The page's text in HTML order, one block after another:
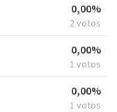
0,00%
2 votos
0,00%
1 votos
0,00%
1 votos